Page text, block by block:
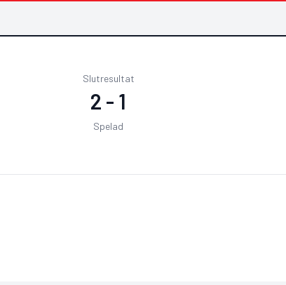
Slutresultat
2 - 1
Spelad